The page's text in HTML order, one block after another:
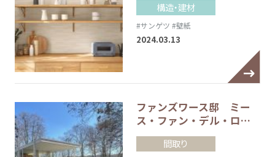
構造・建材
#サンゲツ #壁紙
2024.03.13
ファンズワース邸 ミー
ス・ファン・デル・ロ…
間取り